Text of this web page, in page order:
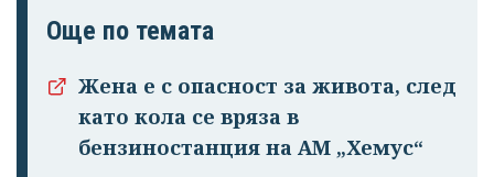
Още по темата
Жена е с опасност за живота, след
като кола се вряза в
бензиностанция на АМ „Хемус“